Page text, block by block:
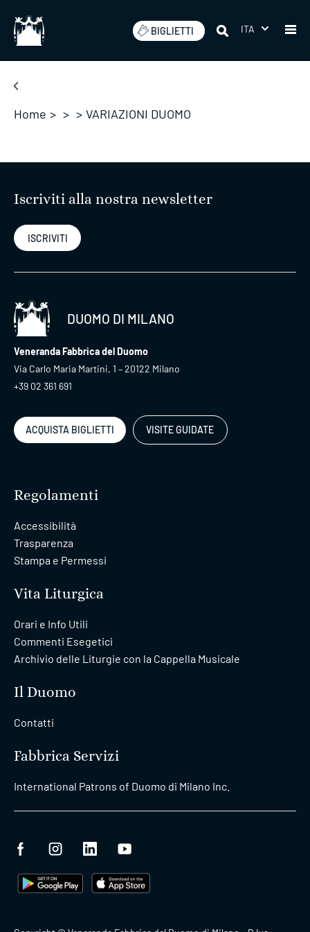
BIGLIETTI ITA
Home > > > VARIAZIONI DUOMO
Iscriviti alla nostra newsletter
ISCRIVITI
DUOMO DI MILANO
Veneranda Fabbrica del Duomo
Via Carlo Maria Martini, 1 – 20122 Milano
+39 02 361 691
ACQUISTA BIGLIETTI VISITE GUIDATE
Regolamenti
Accessibilità
Trasparenza
Stampa e Permessi
Vita Liturgica
Orari e Info Utili
Commenti Esegetici
Archivio delle Liturgie con la Cappella Musicale
Il Duomo
Contatti
Fabbrica Servizi
International Patrons of Duomo di Milano Inc.